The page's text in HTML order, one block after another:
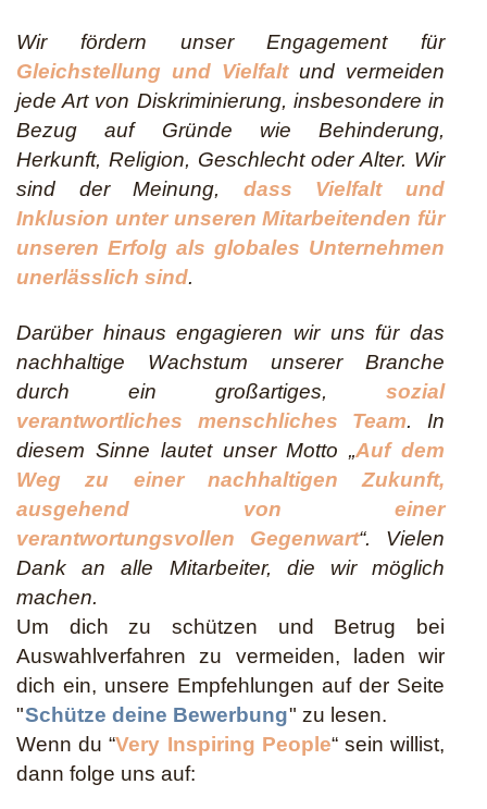
Wir fördern unser Engagement für
Gleichstellung und Vielfaltund vermeiden
jede Art von Diskriminierung, insbesondere in
Bezug auf Gründe wie Behinderung,
Herkunft, Religion, Geschlecht oder Alter. Wir
sind der Meinung, dass Vielfalt und
Inklusion unter unseren Mitarbeitenden für
unseren Erfolg als globales Unternehmen
unerlässlich sind.
Darüber hinaus engagieren wir uns für das
nachhaltige Wachstum unserer Branche
durch ein großartiges, sozial
verantwortliches menschliches Team. In
diesem Sinne lautet unser Motto „Auf dem
Weg zu einer nachhaltigen Zukunft,
ausgehend von einer
verantwortungsvollen Gegenwart“. Vielen
Dank an alle Mitarbeiter, die wir möglich
machen.
Um dich zu schützen und Betrug bei
Auswahlverfahren zu vermeiden, laden wir
dich ein, unsere Empfehlungen auf der Seite
"Schütze deine Bewerbung" zu lesen.
Wenn du “Very Inspiring People“ sein willist,
dann folge uns auf: